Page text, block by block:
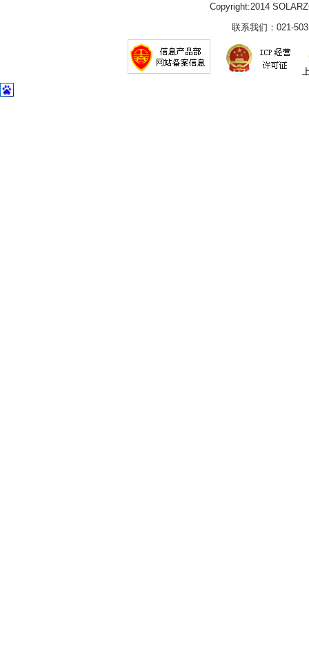
Copyright:2014
联系我们：021-